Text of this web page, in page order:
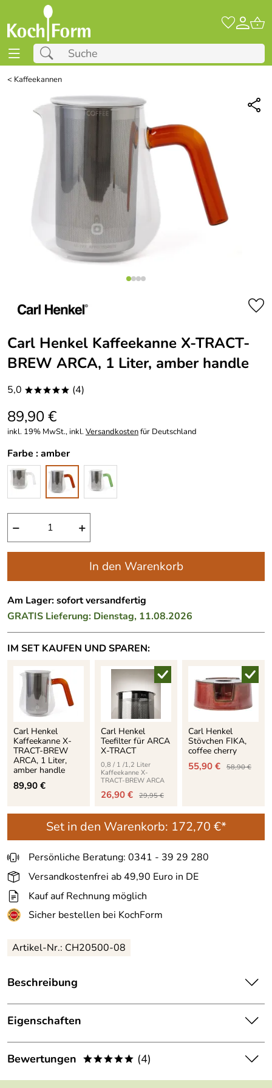
< Kaffeekannen
Carl Henkel Kaffeekanne X-TRACT-
BREW ARCA, 1 Liter, amber handle
5,0 ***** (4)
89,90 €
inkl. 19% MwSt., inkl.Versandkostenfür Deutschland
Farbe :amber
− +
In den Warenkorb
Am Lager: sofort versandfertig
GRATIS Lieferung: Dienstag, 11.08.2026
IM SET KAUFEN UND SPAREN:
Carl Henkel
Kaffeekanne X-
TRACT-BREW
ARCA, 1 Liter,
amber handle
89,90 €
Carl Henkel
Teefilter für ARCA
X-TRACT
0,8 / 1 /1,2 Liter
Kaffeekanne X-
TRACT-BREW ARCA
26,90 € 29,95 €
Carl Henkel
Stövchen FIKA,
coffee cherry
55,90 € 58,90 €
Set in den Warenkorb: 172,70 €*
Persönliche Beratung: 0341 - 39 29 280
Versandkostenfrei ab 49,90 Euro in DE
Kauf auf Rechnung möglich
Sicher bestellen bei KochForm
Artikel-Nr.: CH20500-08
Beschreibung
Carl HenkelKaffeekanne X-TRACT-BREW ARCA, 1 Liter,
amber handle. Die moderne und stilvolle Kaffeekanne
und einem Doppelsiebfilter. Guter Kaffee ohne
Fliterpapier.
Es ist so simpel einen frischen guten Kaffee zu kochen. Mit
Eigenschaften
Lieferumfang:
ARCA mit Doppelsiebfilter und
Bewertungen ***** (4)